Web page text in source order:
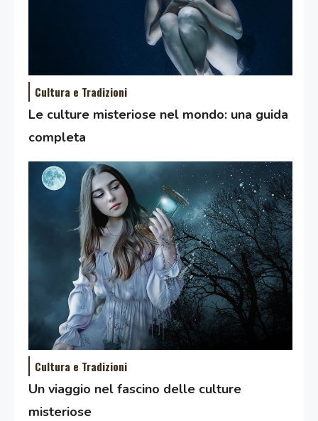
Cultura e Tradizioni
Le culture misteriose nel mondo: una guida
completa
Cultura e Tradizioni
Un viaggio nel fascino delle culture
misteriose